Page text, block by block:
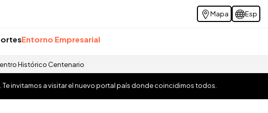
Mapa Esp
Entorno Empresarial
Histórico Centenario
. Te invitamos a visitar el nuevo portal país donde coincidimos todos.